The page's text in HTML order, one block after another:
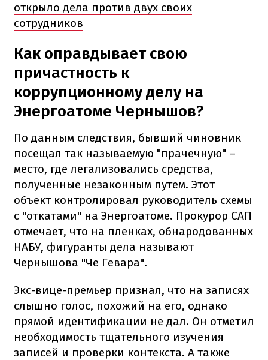
открыло дела против двух своих
сотрудников
Как оправдывает свою
причастность к
коррупционному делу на
Энергоатоме Чернышов?
По данным следствия, бывший чиновник
посещал так называемую "прачечную" –
место, где легализовались средства,
полученные незаконным путем. Этот
объект контролировал руководитель схемы
с "откатами" на Энергоатоме. Прокурор САП
отмечает, что на пленках, обнародованных
НАБУ, фигуранты дела называют
Чернышова "Че Гевара".
Экс-вице-премьер признал, что на записях
слышно голос, похожий на его, однако
прямой идентификации не дал. Он отметил
необходимость тщательного изучения
записей и проверки контекста. А также